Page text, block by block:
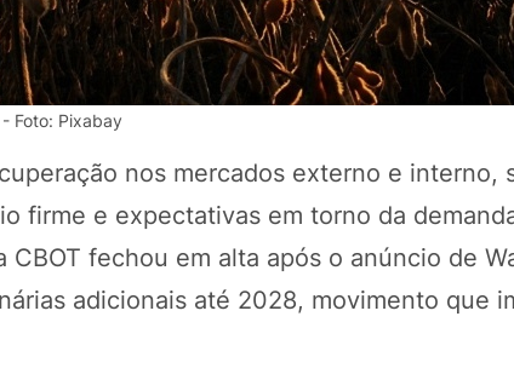
Foto: Pixabay
nos mercados externo e interno,
firme e expectativas em torno da
fechou em alta após o anúncio de
adicionais até 2028, movimento que